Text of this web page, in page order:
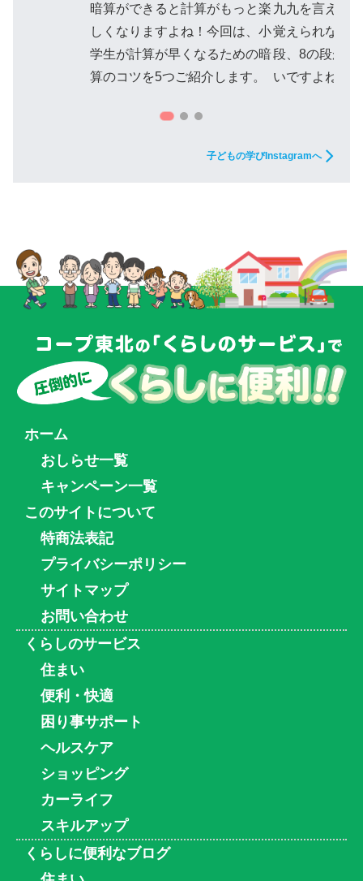
暗算ができると計算がもっと楽
しくなりますよね！今回は、小
学生が計算が早くなるための暗
算のコツを5つご紹介します。
九九を言えな
覚えられない
段、8の段が苦
いですよね。
子どもの学びInstagramへ
ホーム
おしらせ一覧
キャンペーン一覧
このサイトについて
特商法表記
プライバシーポリシー
サイトマップ
お問い合わせ
くらしのサービス
住まい
便利・快適
困り事サポート
ヘルスケア
ショッピング
カーライフ
スキルアップ
くらしに便利なブログ